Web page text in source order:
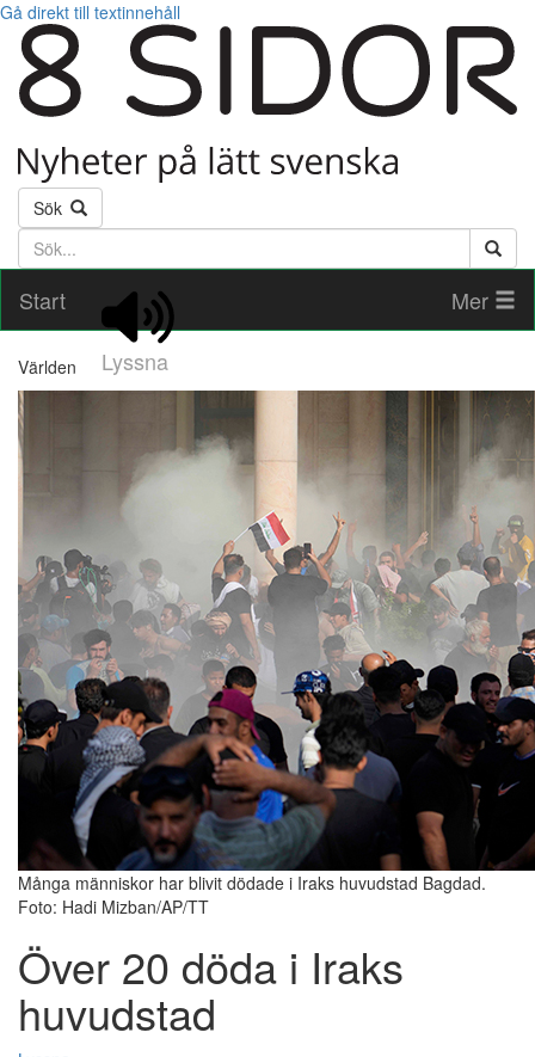
Gå direkt till textinnehåll
Sök
Söktext
Start
Lyssna
Mer
Världen
Många människor har blivit dödade i Iraks huvudstad Bagdad.
Foto: Hadi Mizban/AP/TT
Över 20 döda i Iraks
huvudstad